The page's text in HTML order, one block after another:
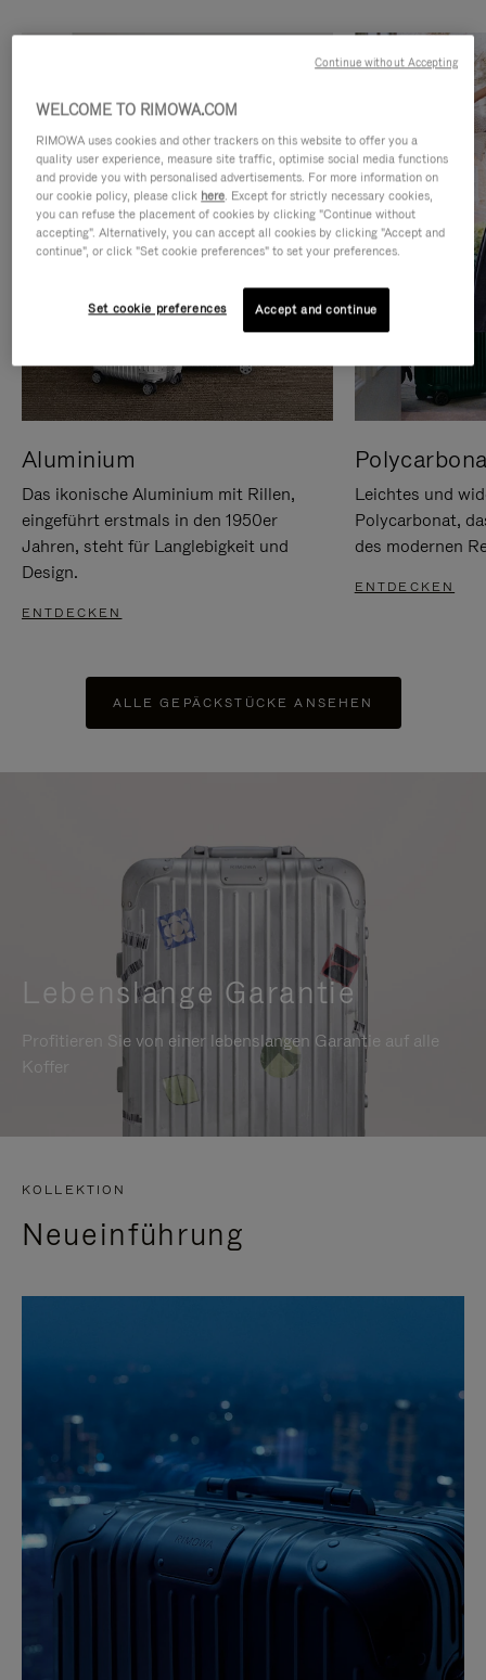
Aluminium
Das ikonische Aluminium mit Rillen,
eingeführt erstmals in den 1950er
Jahren, steht für Langlebigkeit und
Design.
ENTDECKEN
Leichtes und
Polycarbonat,
des modernen
ENTDECKEN
ALLE GEPÄCKSTÜCKE ANSEHEN
Lebenslange Garantie
Profitieren Sie von einer lebenslangen Garantie auf alle
Koffer
KOLLEKTION
Neueinführung
WELCOME TO RIMOWA.COM
RIMOWA uses cookies and other trackers on this website to offer you a
quality user experience, measure site traffic, optimise social media functions
and provide you with personalised advertisements. For more information on
our cookie policy, please click here. Except for strictly necessary cookies,
you can refuse the placement of cookies by clicking "Continue without
accepting". Alternatively, you can accept all cookies by clicking "Accept and
continue", or click "Set cookie preferences" to set your preferences.
Set cookie preferences Accept and continue
Continue without Accepting